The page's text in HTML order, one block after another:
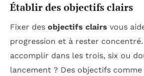
Établir des objectifs clairs
Fixer des objectifs clairs vous
progression et à rester
accomplir dans les trois, six ou
lancement ? Des objectifs